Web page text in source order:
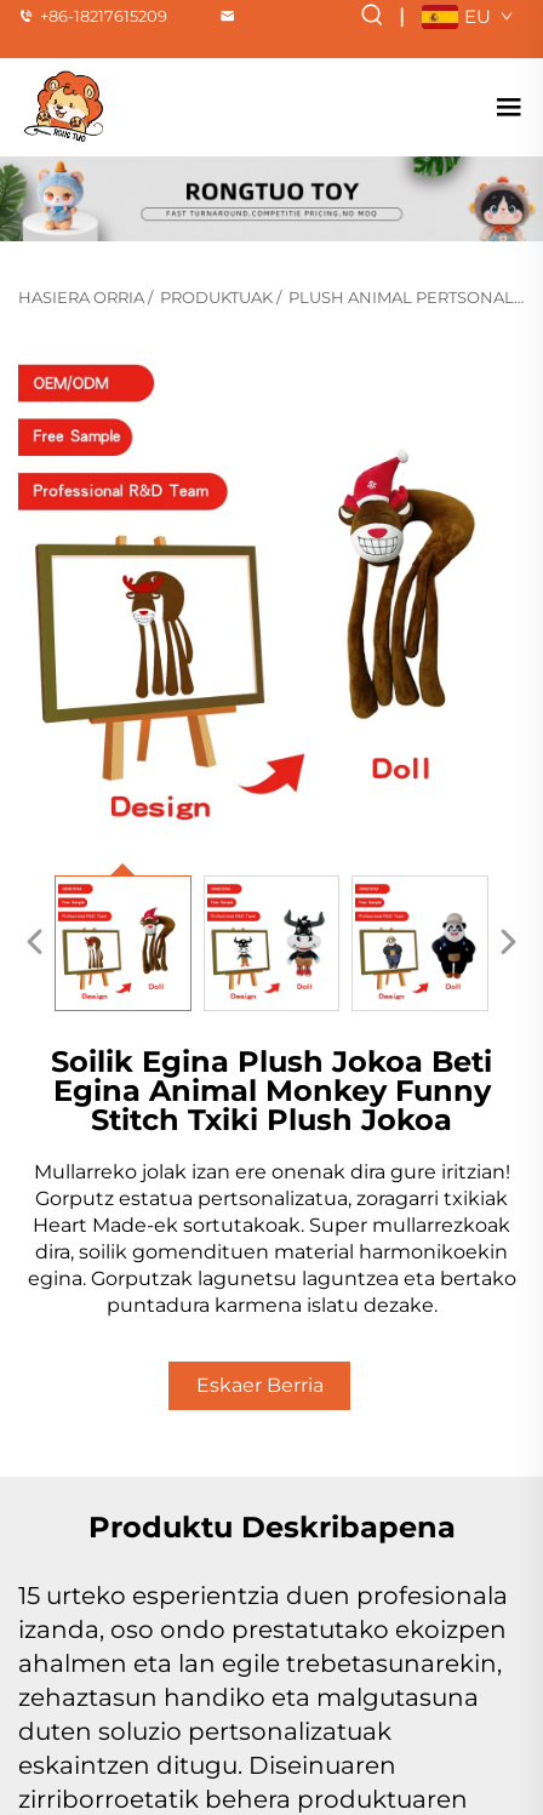
+86-18217615209 | EU
HASIERA ORRIA/ PRODUKTUAK/ PLUSH ANIMAL PERTSONALIZATUA
Soilik Egina Plush Jokoa Beti
Egina Animal Monkey Funny
Stitch Txiki Plush Jokoa
Mullarreko jolak izan ere onenak dira gure iritzian!
Gorputz estatua pertsonalizatua, zoragarri txikiak
Heart Made-ek sortutakoak. Super mullarrezkoak
dira, soilik gomendituen material harmonikoekin
egina. Gorputzak lagunetsu laguntzea eta bertako
puntadura karmena islatu dezake.
Eskaer Berria
Produktu Deskribapena
15 urteko esperientzia duen profesionala
izanda, oso ondo prestatutako ekoizpen
ahalmen eta lan egile trebetasunarekin,
zehaztasun handiko eta malgutasuna
duten soluzio pertsonalizatuak
eskaintzen ditugu. Diseinuaren
zirriborroetatik behera produktuaren